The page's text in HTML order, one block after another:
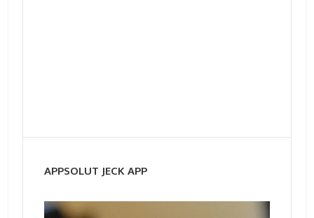
APPSOLUT JECK APP